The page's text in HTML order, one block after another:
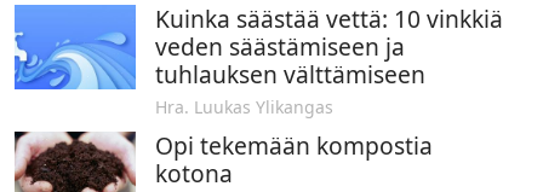
Kuinka säästää vettä: 10 vinkkiä
veden säästämiseen ja
tuhlauksen välttämiseen
Hra. Luukas Ylikangas
Opi tekemään kompostia
kotona